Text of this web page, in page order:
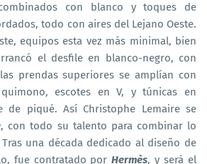
con blanco y toques de
todo con aires del Lejano Oeste.
equipos esta vez más minimal, bien
el desfile en blanco-negro, con
prendas superiores se amplían con
escotes en V, y túnicas en
de piqué. Así Christophe Lemaire se
, con todo su talento para combinar lo
una década dedicado al diseño de
fue contratado porHermès, y será el